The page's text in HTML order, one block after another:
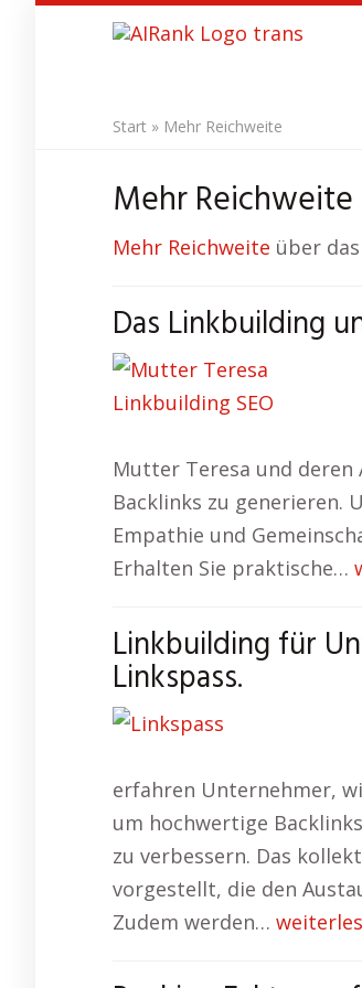
Start » Mehr Reichweite
Mehr Reichweite
Mehr Reichweite über
Das Linkbuilding
Mutter Teresa und
Backlinks zu generieren.
Empathie und
Erhalten Sie praktische…
Linkbuilding für
Linkspass.
erfahren Unternehmer,
um hochwertige
zu verbessern. Das
vorgestellt, die den
Zudem werden…